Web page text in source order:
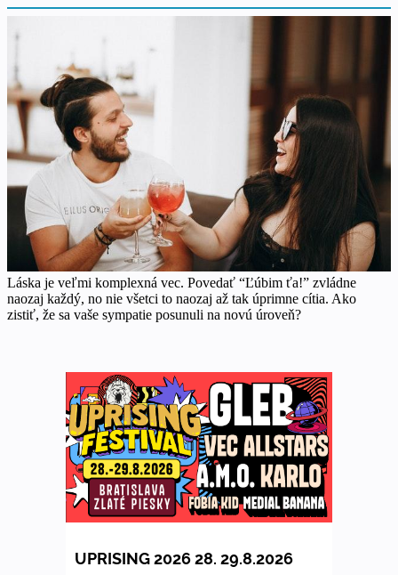
Láska je veľmi komplexná vec. Povedať “Ľúbim ťa!” zvládne
naozaj každý, no nie všetci to naozaj až tak úprimne cítia. Ako
zistiť, že sa vaše sympatie posunuli na novú úroveň?